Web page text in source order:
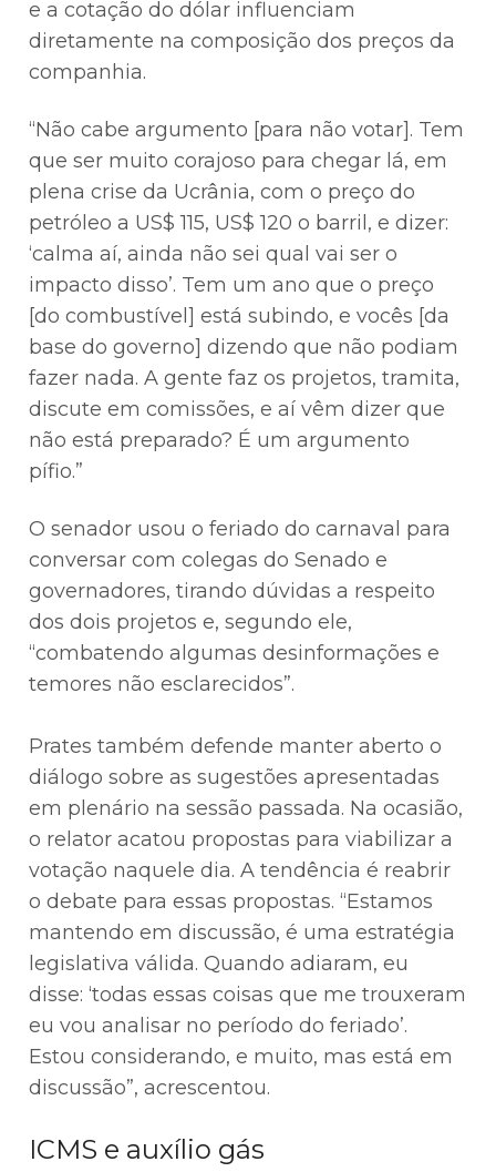
e a cotação do dólar influenciam
diretamente na composição dos preços da
companhia.
“Não cabe argumento [para não votar]. Tem
que ser muito corajoso para chegar lá, em
plena crise da Ucrânia, com o preço do
petróleo a US$ 115, US$ 120 o barril, e dizer:
‘calma aí, ainda não sei qual vai ser o
impacto disso’. Tem um ano que o preço
[do combustível] está subindo, e vocês [da
base do governo] dizendo que não podiam
fazer nada. A gente faz os projetos, tramita,
discute em comissões, e aí vêm dizer que
não está preparado? É um argumento
pífio.”
O senador usou o feriado do carnaval para
conversar com colegas do Senado e
governadores, tirando dúvidas a respeito
dos dois projetos e, segundo ele,
“combatendo algumas desinformações e
temores não esclarecidos”.
Prates também defende manter aberto o
diálogo sobre as sugestões apresentadas
em plenário na sessão passada. Na ocasião,
o relator acatou propostas para viabilizar a
votação naquele dia. A tendência é reabrir
o debate para essas propostas. “Estamos
mantendo em discussão, é uma estratégia
legislativa válida. Quando adiaram, eu
disse: ‘todas essas coisas que me trouxeram
eu vou analisar no período do feriado’.
Estou considerando, e muito, mas está em
discussão”, acrescentou.
ICMS e auxílio gás